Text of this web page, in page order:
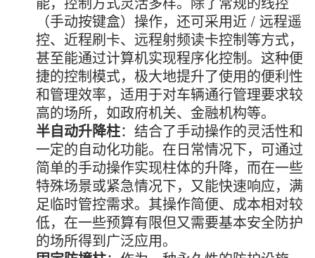
（手动按键盒）操作，还可采用近 / 远程遥
控、近程刷卡、远程射频读卡控制等方式，
甚至能通过计算机实现程序化控制。这种便
捷的控制模式，极大地提升了使用的便利性
和管理效率，适用于对车辆通行管理要求较
高的场所，如政府机关、金融机构等。
半自动升降柱：结合了手动操作的灵活性和
一定的自动化功能。在日常情况下，可通过
简单的手动操作实现柱体的升降，而在一些
特殊场景或紧急情况下，又能快速响应，满
足临时管控需求。其操作简便、成本相对较
低，在一些预算有限但又需要基本安全防护
的场所得到广泛应用。